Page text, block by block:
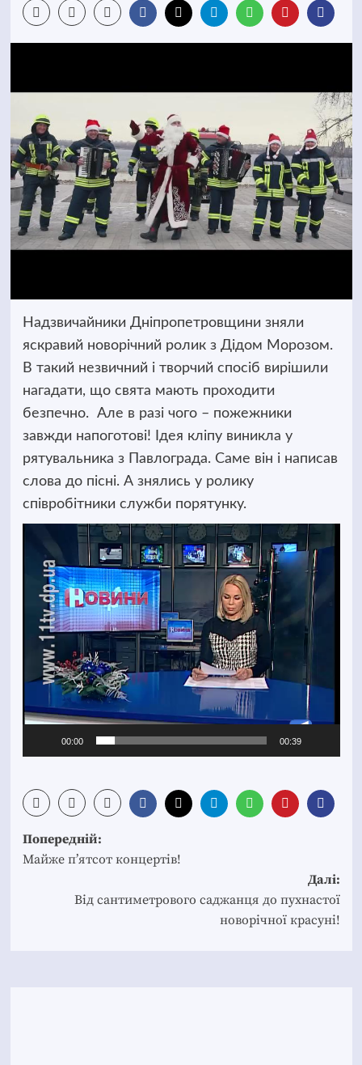
Надзвичайники Дніпропетровщини зняли
яскравий новорічний ролик з Дідом Морозом.
В такий незвичний і творчий спосіб вирішили
нагадати, що свята мають проходити
безпечно. Але в разі чого – пожежники
завжди напоготові! Ідея кліпу виникла у
рятувальника з Павлограда. Саме він і написав
слова до пісні. А знялись у ролику
співробітники служби порятунку.
Відеопрогравач
00:00 00:39
Post
navigation
Попередній:
Майже п’ятсот концертів!
Далі:
Від сантиметрового саджанця до пухнастої
новорічної красуні!